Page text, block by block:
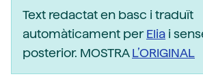
Text redactat en basc i traduït
automàticament perElia i
posterior. MOSTRAL’ORIGINAL